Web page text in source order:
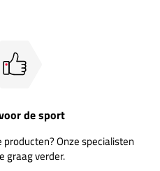
de sport
producten? Onze specialisten
graag verder.